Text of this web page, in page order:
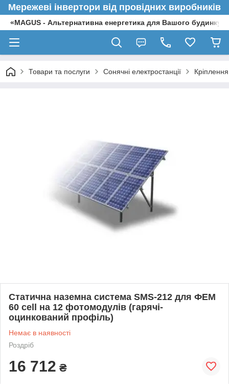
Мережеві інвертори від провідних виробників
«MAGUS - Альтернативна енергетика для Вашого будинку»
Товари та послуги Сонячні електростанції
Статична наземна система SMS-212 для ФЕМ
60 cell на 12 фотомодулів (гарячі-
оцинкований профіль)
Немає в наявності
Роздріб
16 712 ₴